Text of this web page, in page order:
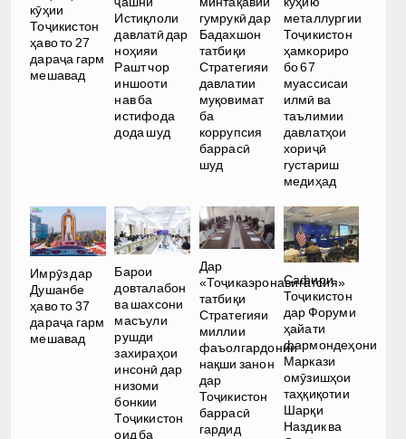
кӯҳии
Тоҷикистон
ҳаво то 27
дараҷа гарм
мешавад
Истиқлоли
давлатӣ дар
ноҳияи
Рашт чор
иншооти
нав ба
истифода
дода шуд
гумрукӣ дар
Бадахшон
татбиқи
Стратегияи
давлатии
муқовимат
ба
коррупсия
баррасӣ
шуд
металлургии
Тоҷикистон
ҳамкориро
бо 67
муассисаи
илмӣ ва
таълимии
давлатҳои
хориҷӣ
густариш
медиҳад
Имрӯз дар
Душанбе
ҳаво то 37
дараҷа гарм
мешавад
Барои
довталабон
ва шахсони
масъули
рушди
захираҳои
инсонӣ дар
низоми
бонкии
Тоҷикистон
оид ба
Дар
«Тоҷикаэронавигатсия»
татбиқи
Стратегияи
миллии
фаъолгардонии
нақши занон
дар
Тоҷикистон
баррасӣ
гардид
Сафири
Тоҷикистон
дар Форуми
ҳайати
фармондеҳони
Маркази
омӯзишҳои
таҳқиқотии
Шарқи
Наздик ва